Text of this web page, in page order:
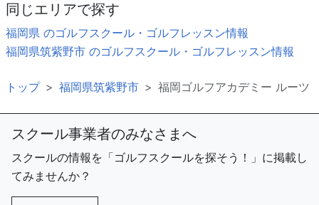
同じエリアで探す
福岡県 のゴルフスクール・ゴルフレッスン情報
福岡県筑紫野市 のゴルフスクール・ゴルフレッスン情報
トップ 福岡県筑紫野市 福岡ゴルフアカデミー ルーツ
スクール事業者のみなさまへ
スクールの情報を「ゴルフスクールを探そう！」に掲載し
てみませんか？